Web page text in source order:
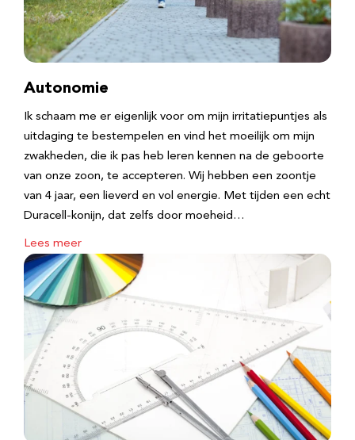
Autonomie
Ik schaam me er eigenlijk voor om mijn irritatiepuntjes als
uitdaging te bestempelen en vind het moeilijk om mijn
zwakheden, die ik pas heb leren kennen na de geboorte
van onze zoon, te accepteren. Wij hebben een zoontje
van 4 jaar, een lieverd en vol energie. Met tijden een echt
Duracell-konijn, dat zelfs door moeheid…
Lees meer